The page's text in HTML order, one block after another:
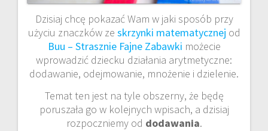
Dzisiaj chcę pokazać Wam w jaki sposób przy
użyciu znaczków ze skrzynki matematycznej od
Buu – Strasznie Fajne Zabawki możecie
wprowadzić dziecku działania arytmetyczne:
dodawanie, odejmowanie, mnożenie i dzielenie.
Temat ten jest na tyle obszerny, że będę
poruszała go w kolejnych wpisach, a dzisiaj
rozpoczniemy od dodawania.